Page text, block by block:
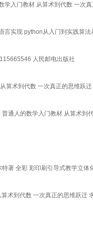
学入门教材 从算术到代数 一次
言实现 python从入门到实践算
人民邮电出版社
算术到代数 一次真正的思维跃
通人的数学入门教材 从算术
特著 全彩 彩印刷引导式教学立
术到代数 一次真正的思维跃迁